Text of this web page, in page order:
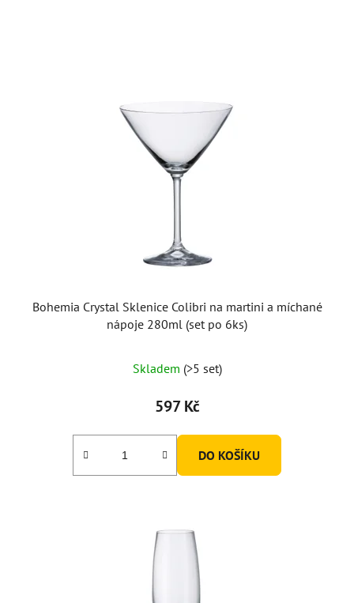
Bohemia Crystal Sklenice Colibri na martini a míchané
nápoje 280ml (set po 6ks)
Skladem (>5 set)
597 Kč
DO KOŠÍKU